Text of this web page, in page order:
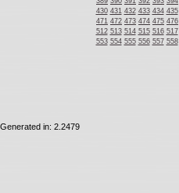
430 431 432 433 434 435
471 472 473 474 475 476
512 513 514 515 516 517
553 554 555 556 557 558
Generated in: 2.2479